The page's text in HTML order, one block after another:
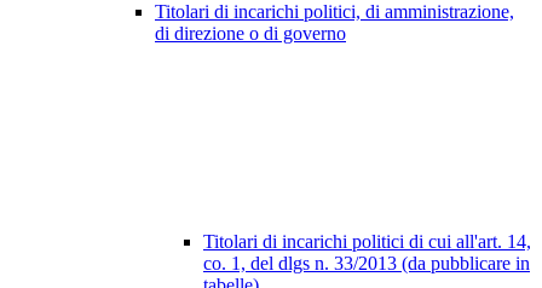
Titolari di incarichi politici, di amministrazione,
di direzione o di governo
Titolari di incarichi politici di cui all'art. 14,
co. 1, del dlgs n. 33/2013 (da pubblicare in